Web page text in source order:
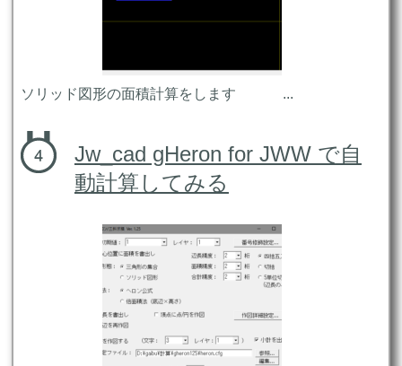
ソリッド図形の面積計算をします ...
Jw_cad gHeron for JWW で自
動計算してみる